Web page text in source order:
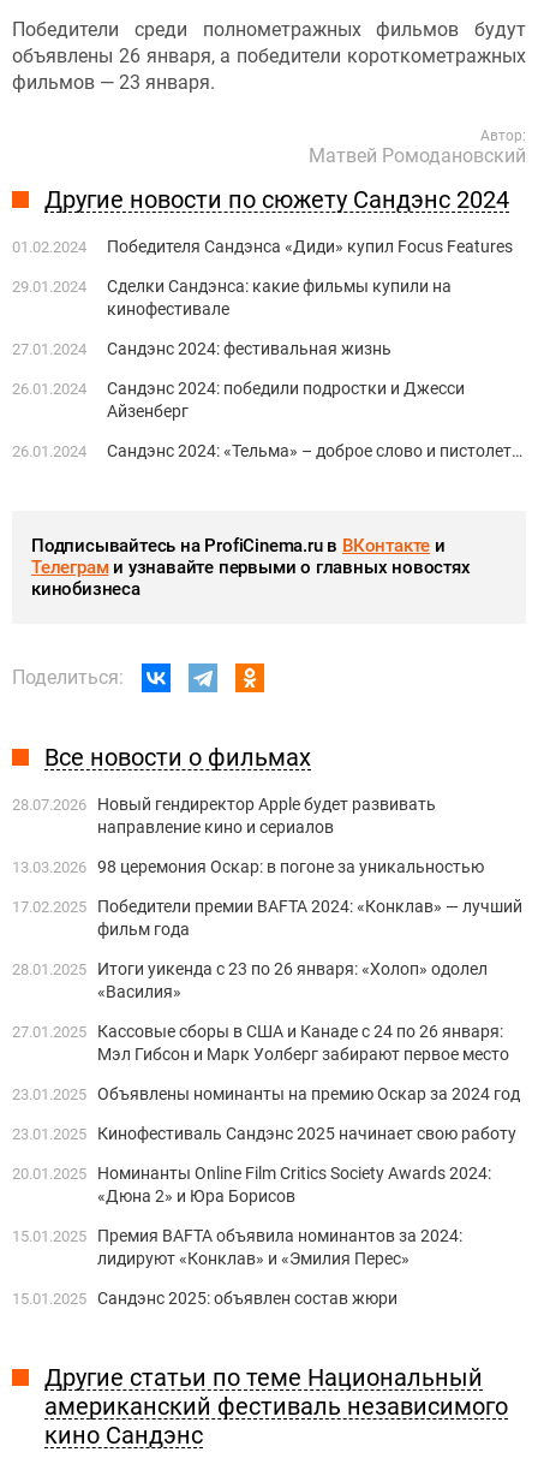
Победители среди полнометражных фильмов будут
объявлены 26 января, а победители короткометражных
фильмов — 23 января.
Автор:
Матвей Ромодановский
Другие новости по сюжету Сандэнс 2024
01.02.2024 Победителя Сандэнса «Диди» купил Focus Features
29.01.2024
Сделки Сандэнса: какие фильмы купили на
кинофестивале
27.01.2024 Сандэнс 2024: фестивальная жизнь
26.01.2024
Сандэнс 2024: победили подростки и Джесси
Айзенберг
26.01.2024 Сандэнс 2024: «Тельма» – доброе слово и пистолет…
Подписывайтесь на ProfiCinema.ru в ВКонтакте и
Телеграми узнавайте первыми о главных новостях
кинобизнеса
Поделиться:
Все новости о фильмах
28.07.2026
Новый гендиректор Apple будет развивать
направление кино и сериалов
13.03.2026 98 церемония Оскар: в погоне за уникальностью
17.02.2025
Победители премии BAFTA 2024: «Конклав» — лучший
фильм года
28.01.2025
Итоги уикенда с 23 по 26 января: «Холоп» одолел
«Василия»
27.01.2025
Кассовые сборы в США и Канаде с 24 по 26 января:
Мэл Гибсон и Марк Уолберг забирают первое место
23.01.2025 Объявлены номинанты на премию Оскар за 2024 год
23.01.2025 Кинофестиваль Сандэнс 2025 начинает свою работу
20.01.2025
Номинанты Online Film Critics Society Awards 2024:
«Дюна 2» и Юра Борисов
15.01.2025
Премия BAFTA объявила номинантов за 2024:
лидируют «Конклав» и «Эмилия Перес»
15.01.2025 Сандэнс 2025: объявлен состав жюри
Другие статьи по теме Национальный
американский фестиваль независимого
кино Сандэнс